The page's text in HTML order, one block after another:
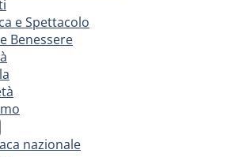
e Spettacolo
Benessere
nazionale